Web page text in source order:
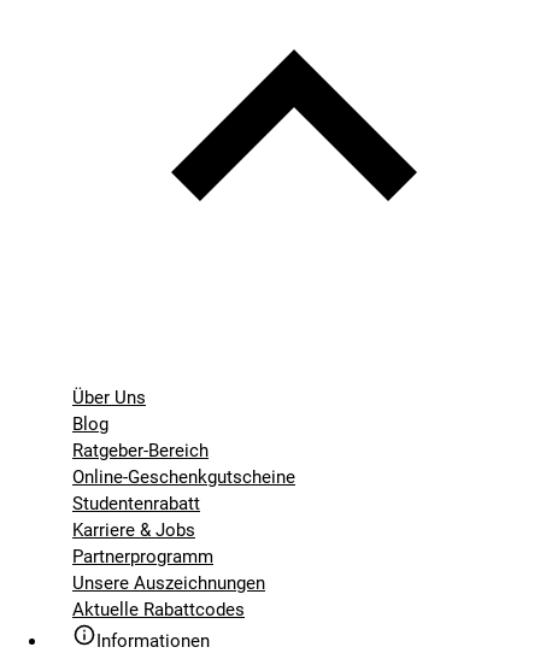
Über Uns
Blog
Ratgeber-Bereich
Online-Geschenkgutscheine
Studentenrabatt
Karriere & Jobs
Partnerprogramm
Unsere Auszeichnungen
Aktuelle Rabattcodes
Informationen